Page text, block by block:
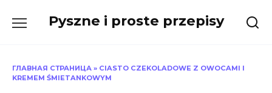
Pyszne i proste przepisy
ГЛАВНАЯ СТРАНИЦА » CIASTO CZEKOLADOWE Z OWOCAMI I
KREMEM ŚMIETANKOWYM